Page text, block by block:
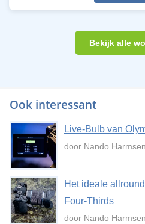
Bekijk alle
Ook interessant
Live-Bulb van
door Nando Harmsen
Het ideale
Four-Thirds
door Nando Harmsen